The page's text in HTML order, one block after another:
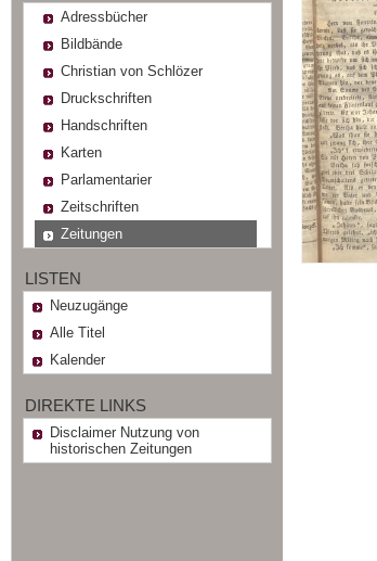
Adressbücher
Bildbände
Christian von Schlözer
Druckschriften
Handschriften
Karten
Parlamentarier
Zeitschriften
Zeitungen
LISTEN
Neuzugänge
Alle Titel
Kalender
DIREKTE LINKS
Disclaimer Nutzung von
historischen Zeitungen